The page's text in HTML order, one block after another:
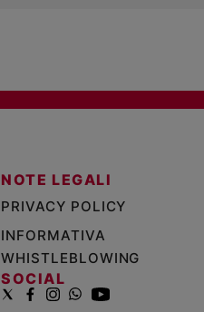
NOTE LEGALI
PRIVACY POLICY
INFORMATIVA
WHISTLEBLOWING
SOCIAL